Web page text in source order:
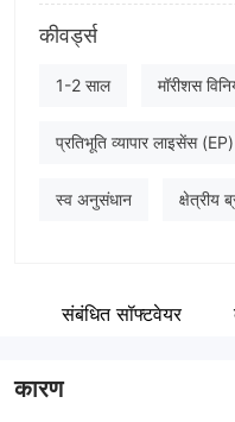
संक्षिप्त नाम
FlipTrade Group
कंपनी का कर्मचारी
कीवर्ड्स
1-2 साल मॉरीशस
प्रतिभूति व्यापार लाइसेंस (EP)
स्व अनुसंधान क्षेत्रीय
संबंधित सॉफ्टवेयर
कारण